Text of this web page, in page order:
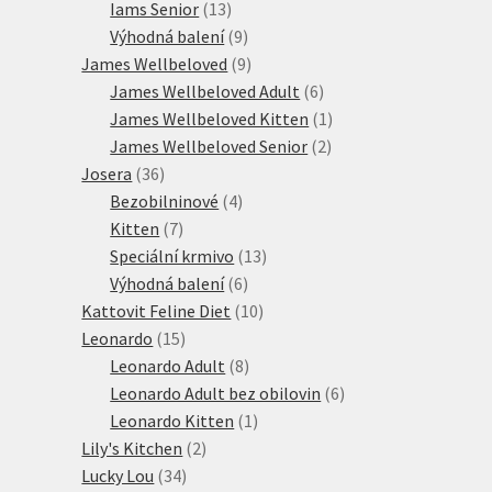
Iams Senior 1313
produktů
Výhodná balení 99
produktů
James Wellbeloved 99
produktů
James Wellbeloved Adult 66
produktů
James Wellbeloved Kitten 1 1
produkt
James Wellbeloved Senior 22
Josera 3636
produktů
Bezobilninové 44
Kitten 77
produktů
Speciální krmivo 1313
Výhodná balení 66
produktů
Kattovit Feline Diet 1010
Leonardo 1515
produktů
Leonardo Adult 88
produktů
Leonardo Adult bez obilovin 66
Leonardo Kitten 1 1
Lily's Kitchen 22
Lucky Lou 3434